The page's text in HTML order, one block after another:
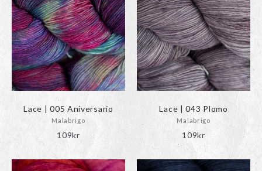
Lace | 005 Aniversario
Malabrigo
109kr
Lace | 043 Plomo
Malabrigo
109kr